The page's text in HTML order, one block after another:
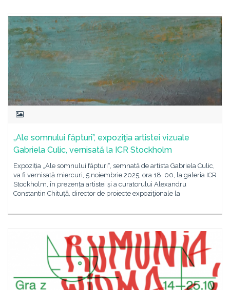
„Ale somnului făpturi”, expoziţia artistei vizuale
Gabriela Culic, vernisată la ICR Stockholm
Expoziția „Ale somnului făpturi‟, semnată de artista Gabriela Culic,
va fi vernisată miercuri, 5 noiembrie 2025, ora 18. 00, la galeria ICR
Stockholm, în prezența artistei și a curatorului Alexandru
Constantin Chituță, director de proiecte expoziţionale la